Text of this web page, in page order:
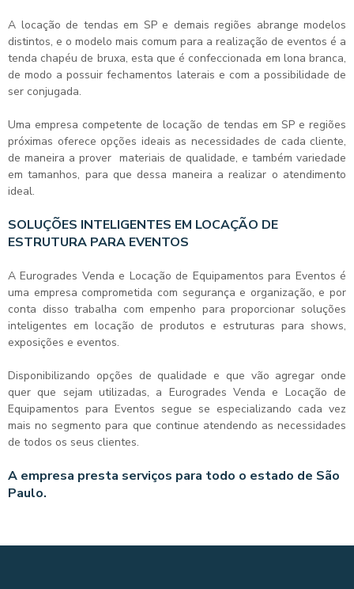
A locação de tendas em SPe demais regiões abrange modelos
distintos, e o modelo mais comum para a realização de eventos é a
tenda chapéu de bruxa, esta que é confeccionada em lona branca,
de modo a possuir fechamentos laterais e com a possibilidade de
ser conjugada.
Uma empresa competente delocação de tendas em SPe regiões
próximas oferece opções ideais as necessidades de cada cliente,
de maneira a prover materiais de qualidade, e também variedade
em tamanhos, para que dessa maneira a realizar o atendimento
ideal.
SOLUÇÕES INTELIGENTES EM LOCAÇÃO DE
ESTRUTURA PARA EVENTOS
A Eurogrades Venda e Locação de Equipamentos para Eventos é
uma empresa comprometida com segurança e organização, e por
conta disso trabalha com empenho para proporcionar soluções
inteligentes em locação de produtos e estruturas para shows,
exposições e eventos.
Disponibilizando opções de qualidade e que vão agregar onde
quer que sejam utilizadas, a Eurogrades Venda e Locação de
Equipamentos para Eventos segue se especializando cada vez
mais no segmento para que continue atendendo as necessidades
de todos os seus clientes.
A empresa presta serviços para todo o estado de São
Paulo.